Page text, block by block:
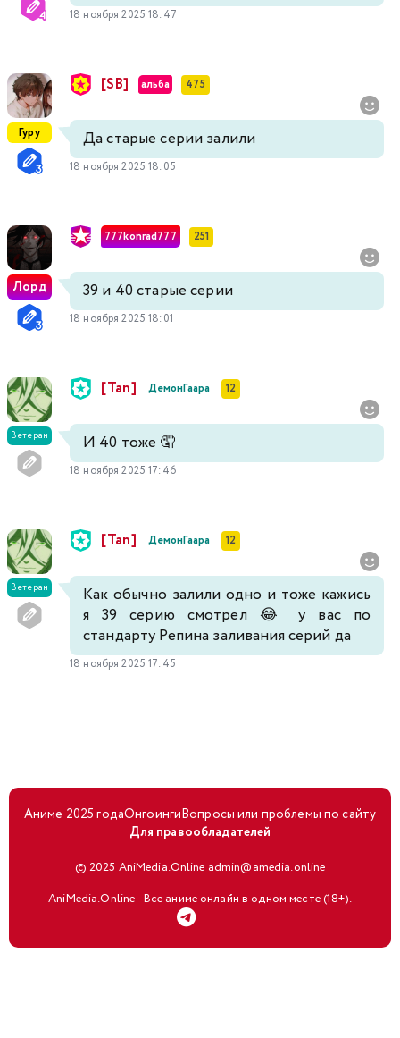
18 ноября 2025 18:47
Гуру
[SB] альба 475
Да старые серии залили
18 ноября 2025 18:05
Лорд
777konrad777 251
39 и 40 старые серии
18 ноября 2025 18:01
Ветеран
[Tan] ДемонГаара 12
И 40 тоже 🤦
18 ноября 2025 17:46
Ветеран
[Tan] ДемонГаара 12
Как обычно залили одно и тоже кажись
я 39 серию смотрел 😂 у вас по
стандарту Репина заливания серий да
18 ноября 2025 17:45
Аниме 2025 годаОнгоингиВопросы или проблемы по сайту
Для правообладателей
© 2025 AniMedia.Online admin@amedia.online
AniMedia.Online - Все аниме онлайн в одном месте (18+).